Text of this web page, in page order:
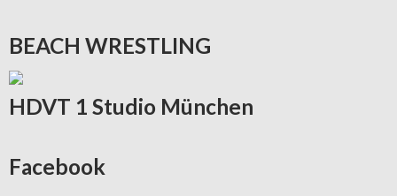
BEACH WRESTLING
HDVT 1 Studio München
Facebook